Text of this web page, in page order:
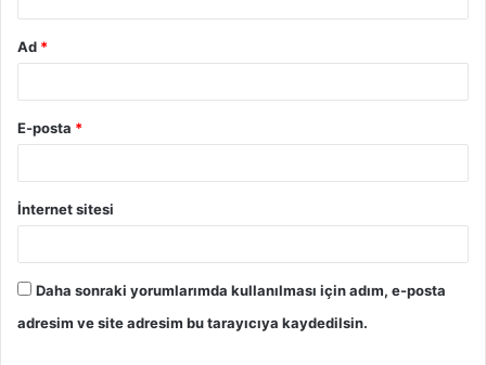
Ad *
E-posta *
İnternet sitesi
Daha sonraki yorumlarımda kullanılması için adım, e-posta
adresim ve site adresim bu tarayıcıya kaydedilsin.